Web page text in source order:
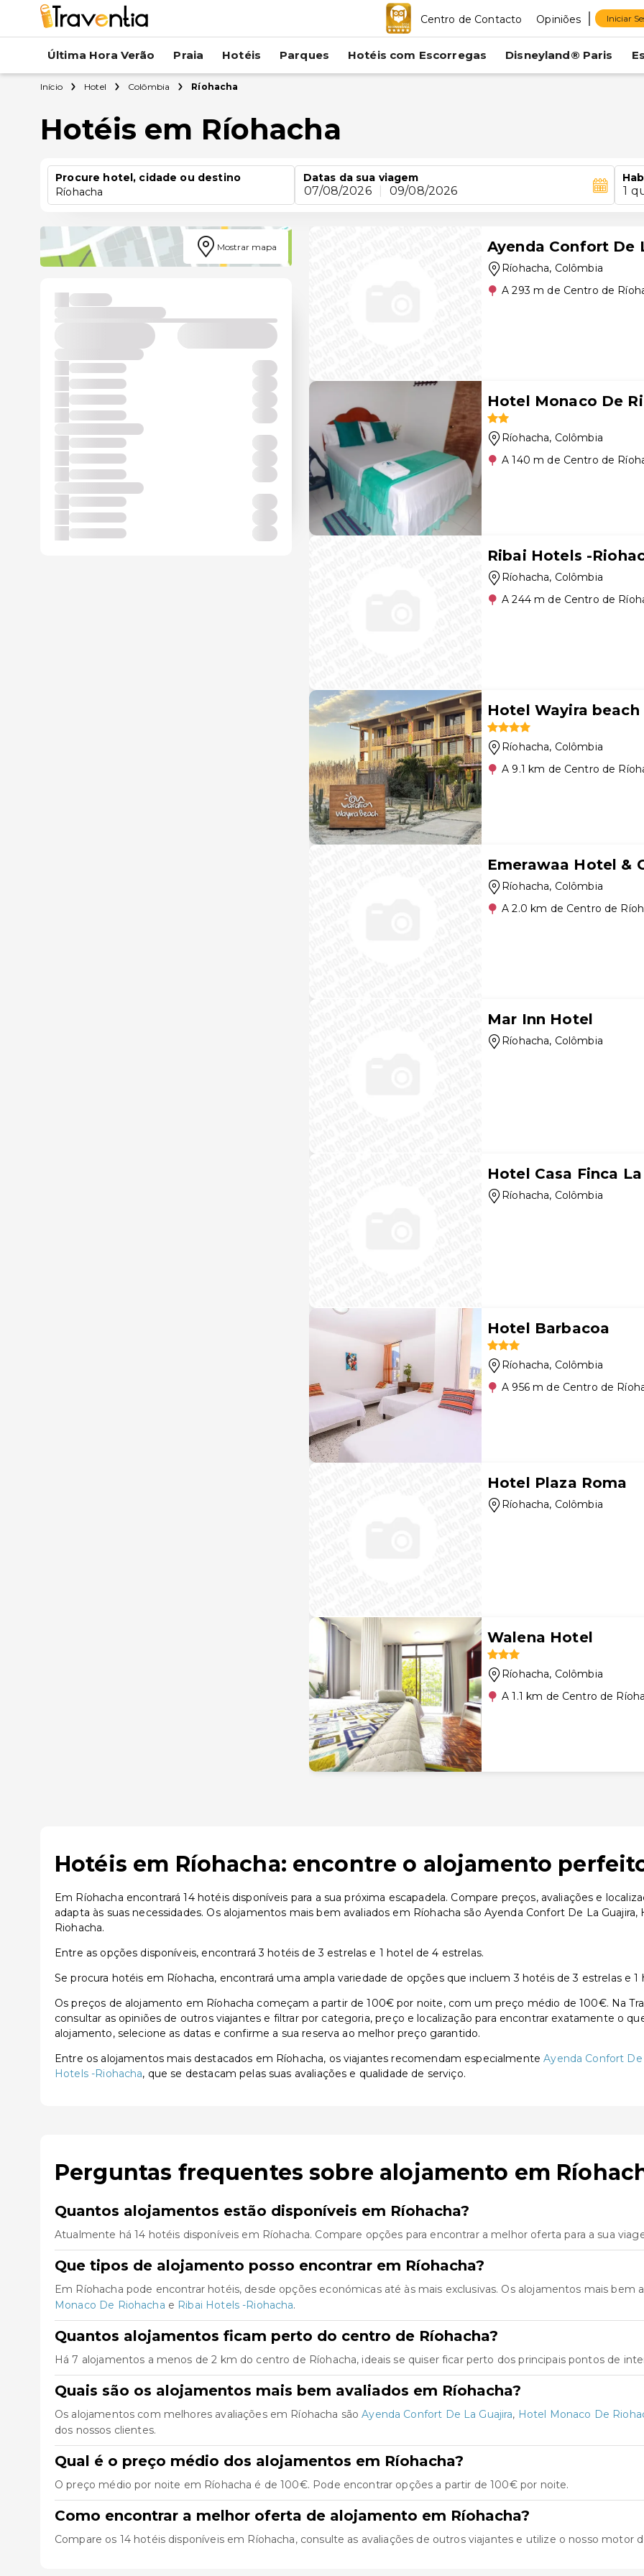
Centro de Contacto Opiniões Iniciar
Última Hora Verão Praia Hotéis Parques Hotéis com Escorregas Disneyland® Paris
Início Hotel Colômbia Ríohacha
Hotéis em Ríohacha
Procure hotel, cidade ou destino
Ríohacha
Datas da sua viagem
07/08/2026 09/08/2026 1
Mostrar mapa Ayenda Confort De
Ríohacha, Colômbia
A 293 m de Centro de
Hotel Monaco De
Ríohacha, Colômbia
A 140 m de Centro de
Ribai Hotels -
Ríohacha, Colômbia
A 244 m de Centro de
Hotel Wayira
Ríohacha, Colômbia
A 9.1 km de Centro de
Emerawaa Hotel &
Ríohacha, Colômbia
A 2.0 km de Centro de
Mar Inn Hotel
Ríohacha, Colômbia
Hotel Casa Finca
Ríohacha, Colômbia
Hotel Barbacoa
Ríohacha, Colômbia
A 956 m de Centro de
Hotel Plaza Roma
Ríohacha, Colômbia
Walena Hotel
Ríohacha, Colômbia
A 1.1 km de Centro de
Hotéis em Ríohacha: encontre o alojamento
Em Ríohacha encontrará 14 hotéis disponíveis para a sua próxima escapadela. Compare preços, avaliações e
adapta às suas necessidades. Os alojamentos mais bem avaliados em Ríohacha são Ayenda Confort De La
Riohacha.
Entre as opções disponíveis, encontrará 3 hotéis de 3 estrelas e 1 hotel de 4 estrelas.
Se procura hotéis em Ríohacha, encontrará uma ampla variedade de opções que incluem 3 hotéis de 3 estrelas e 1
Os preços de alojamento em Ríohacha começam a partir de 100€ por noite, com um preço médio de 100€. Na
consultar as opiniões de outros viajantes e filtrar por categoria, preço e localização para encontrar exatamente o
alojamento, selecione as datas e confirme a sua reserva ao melhor preço garantido.
Entre os alojamentos mais destacados em Ríohacha, os viajantes recomendam especialmenteAyenda Confort De
Hotels -Riohacha, que se destacam pelas suas avaliações e qualidade de serviço.
Perguntas frequentes sobre alojamento em
Quantos alojamentos estão disponíveis em Ríohacha?
Atualmente há 14 hotéis disponíveis em Ríohacha. Compare opções para encontrar a melhor oferta para a sua
Que tipos de alojamento posso encontrar em Ríohacha?
Em Ríohacha pode encontrar hotéis, desde opções económicas até às mais exclusivas. Os alojamentos mais bem
Monaco De Riohacha e Ribai Hotels -Riohacha.
Quantos alojamentos ficam perto do centro de Ríohacha?
Há 7 alojamentos a menos de 2 km do centro de Ríohacha, ideais se quiser ficar perto dos principais pontos de
Quais são os alojamentos mais bem avaliados em Ríohacha?
Os alojamentos com melhores avaliações em Ríohacha sãoAyenda Confort De La Guajira, Hotel Monaco De
dos nossos clientes.
Qual é o preço médio dos alojamentos em Ríohacha?
O preço médio por noite em Ríohacha é de 100€. Pode encontrar opções a partir de 100€ por noite.
Como encontrar a melhor oferta de alojamento em Ríohacha?
Compare os 14 hotéis disponíveis em Ríohacha, consulte as avaliações de outros viajantes e utilize o nosso motor